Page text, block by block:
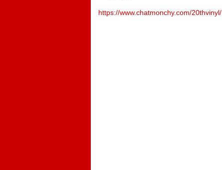
https://www.chatmonchy.com/20thvinyl/